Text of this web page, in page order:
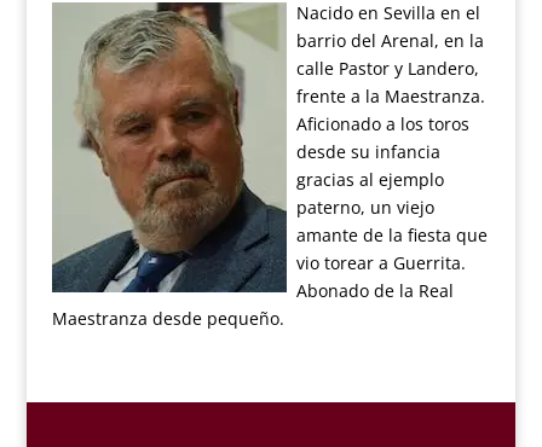
Nacido en Sevilla en el
barrio del Arenal, en la
calle Pastor y Landero,
frente a la Maestranza.
Aficionado a los toros
desde su infancia
gracias al ejemplo
paterno, un viejo
amante de la fiesta que
vio torear a Guerrita.
Abonado de la Real
Maestranza desde pequeño.